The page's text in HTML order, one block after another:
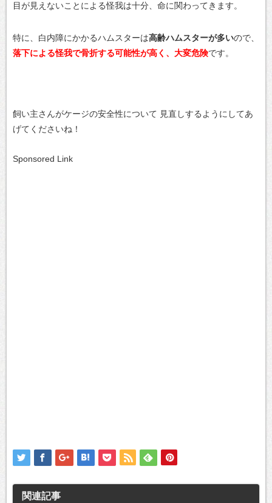
目が見えないことによる怪我は十分、命に関わってきます。
特に、白内障にかかるハムスターは高齢ハムスターが多いので、
落下による怪我で骨折する可能性が高く、大変危険です。
飼い主さんがケージの安全性について 見直しするようにしてあ
げてくださいね！
Sponsored Link
関連記事